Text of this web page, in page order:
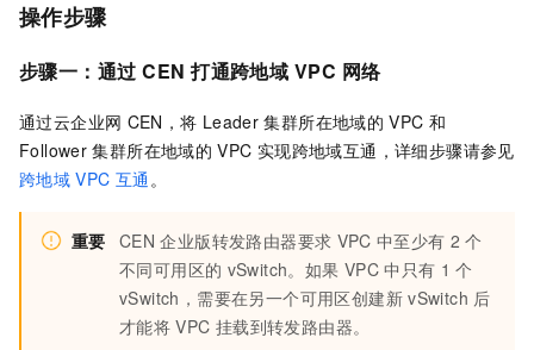
操作步骤
步骤一：通过 CEN 打通跨地域 VPC 网络
通过云企业网 CEN，将 Leader 集群所在地域的 VPC 和
Follower 集群所在地域的 VPC 实现跨地域互通，详细步骤请参见
跨地域 VPC 互通 。
重要 CEN 企业版转发路由器要求 VPC 中至少有 2 个
不同可用区的 vSwitch。如果 VPC 中只有 1 个
vSwitch，需要在另一个可用区创建新 vSwitch 后
才能将 VPC 挂载到转发路由器。